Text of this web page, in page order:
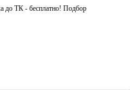
ТК - бесплатно! Подбор